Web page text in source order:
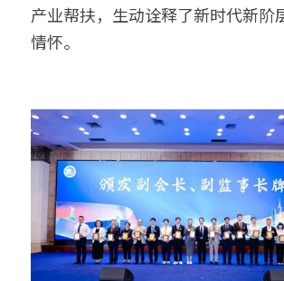
产业帮扶，生动诠释了新时代新阶
情怀。